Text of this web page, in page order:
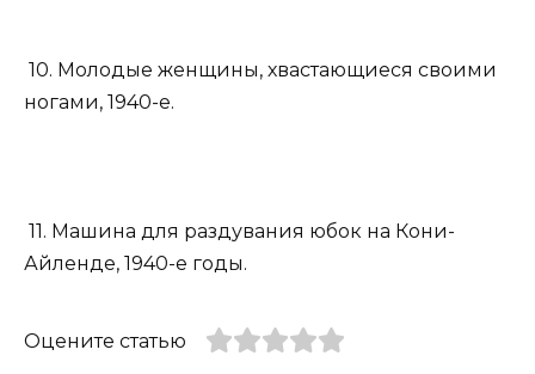
10. Молодые женщины, хвастающиеся своими
ногами, 1940-е.
11. Машина для раздувания юбок на Кони-
Айленде, 1940-е годы.
Оцените статью